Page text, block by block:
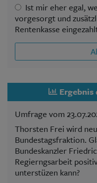
Ist mir eher egal,
vorgesorgt und
Rentenkasse
Ergebnis
Umfrage vom
Thorsten Frei wird
Bundestagsfraktion.
Bundeskanzler
Regierngsarbeit
unterstüzen kann?